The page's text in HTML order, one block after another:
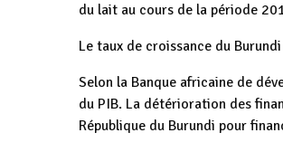
du lait au cours de la période
Le taux de croissance du
Selon la Banque africaine de
du PIB. La détérioration des
République du Burundi pour